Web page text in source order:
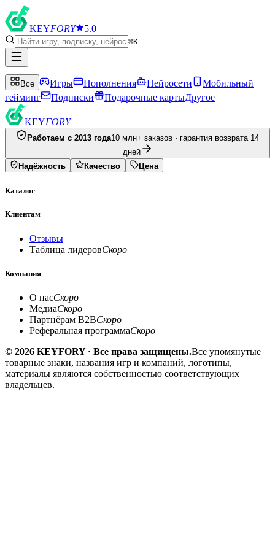
KEYFORY 5.0
⌘K
Все Игры Пополнения Нейросети
Мобильный
гейминг
Подписки Подарочные картыДругое
KEYFORY
Работаем с 2013 года10 млн+ заказов · гарантия возврата 14
дней
Надёжность
Качество Цена
Каталог
Клиентам
Отзывы
Таблица лидеровСкоро
Компания
О насСкоро
МедиаСкоро
Партнёрам B2BСкоро
Реферальная программаСкоро
© 2026 KEYFORY · Все права защищены.Все упомянутые
товарные знаки, названия игр и компаний, логотипы,
материалы являются собственностью соответствующих
владельцев.